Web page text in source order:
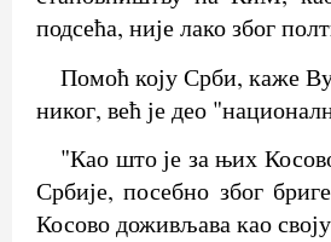
подсећа, није лако због
Помоћ коју Срби, каже
никог, већ је део
"Као што је за њих
Србије, посебно због
Косово доживљава као